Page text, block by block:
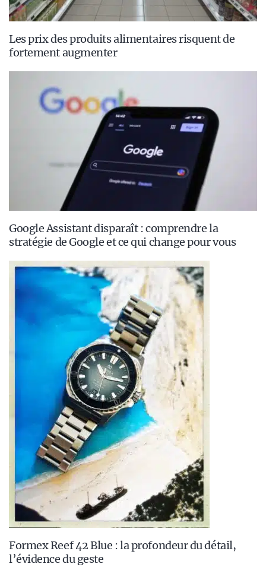
Les prix des produits alimentaires risquent de
fortement augmenter
Google Assistant disparaît : comprendre la
stratégie de Google et ce qui change pour vous
Formex Reef 42 Blue : la profondeur du détail,
l’évidence du geste